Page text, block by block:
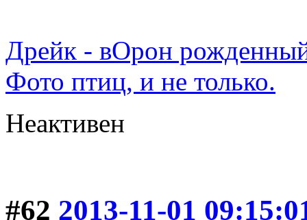
Дрейк - вОрон
Фото птиц, и не только.
Неактивен
#62 2013-11-01